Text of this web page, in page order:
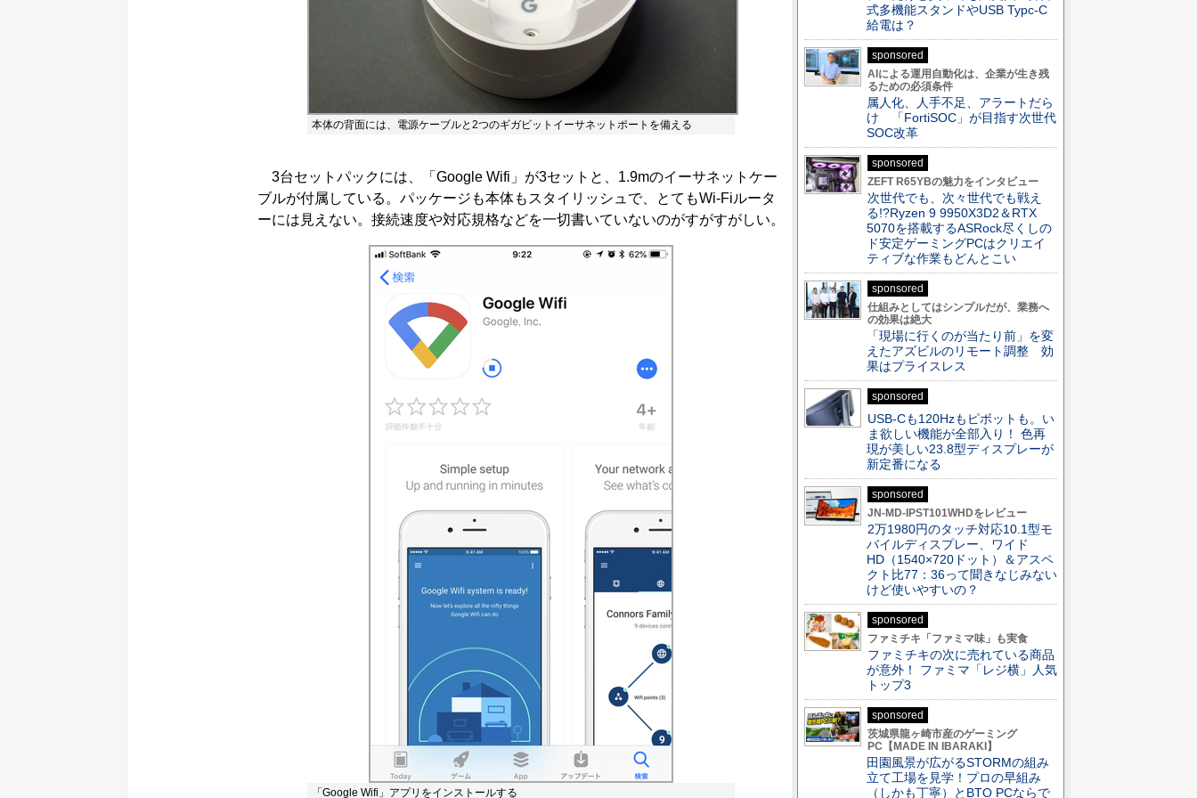
本体の背面には、電源ケーブルと2つのギガビットイーサネットポートを備える
3台セットパックには、「Google Wifi」が3セットと、1.9mのイーサネットケー
ブルが付属している。パッケージも本体もスタイリッシュで、とてもWi-Fiルータ
ーには見えない。接続速度や対応規格などを一切書いていないのがすがすがしい。
「Google Wifi」アプリをインストールする
式多機能スタンドやUSB Typc-C
給電は？
sponsored
AIによる運用自動化は、企業が生き残
るための必須条件
属人化、人手不足、アラートだら
け 「FortiSOC」が目指す次世代
SOC改革
sponsored
ZEFT R65YBの魅力をインタビュー
次世代でも、次々世代でも戦え
る!?Ryzen 9 9950X3D2＆RTX
5070を搭載するASRock尽くしの
ド安定ゲーミングPCはクリエイ
ティブな作業もどんとこい
sponsored
仕組みとしてはシンプルだが、業務へ
の効果は絶大
「現場に行くのが当たり前」を変
えたアズビルのリモート調整 効
果はプライスレス
sponsored
USB-Cも120Hzもピボットも。い
ま欲しい機能が全部入り！ 色再
現が美しい23.8型ディスプレーが
新定番になる
sponsored
JN-MD-IPST101WHDをレビュー
2万1980円のタッチ対応10.1型モ
バイルディスプレー、ワイド
HD（1540×720ドット）＆アスペ
クト比77：36って聞きなじみない
けど使いやすいの？
sponsored
ファミチキ「ファミマ味」も実食
ファミチキの次に売れている商品
が意外！ ファミマ「レジ横」人気
トップ3
sponsored
茨城県龍ヶ崎市産のゲーミング
PC【MADE IN IBARAKI】
田園風景が広がるSTORMの組み
立て工場を見学！プロの早組み
（しかも丁寧）とBTO PCならで